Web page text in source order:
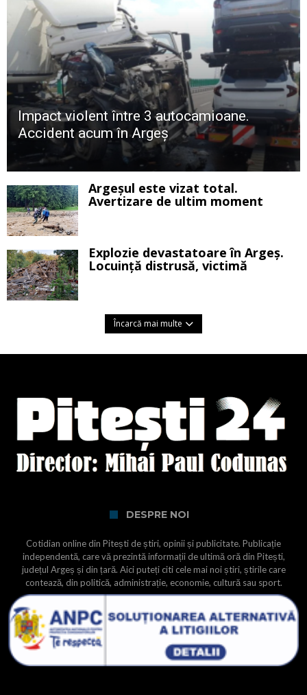
Impact violent între 3 autocamioane.
Accident acum în Argeș
Argeșul este vizat total.
Avertizare de ultim moment
Explozie devastatoare în Argeș.
Locuință distrusă, victimă
Încarcă mai multe
DESPRE NOI
Cotidian online din Pitești de știri, opinii și publicitate. Publicație
independentă, care vă prezintă informații de ultimă oră din Pitești,
județul Argeș și din țară. Aici puteți citi cele mai noi știri, știrile care
contează, din politică, administrație, economie, cultură sau sport.